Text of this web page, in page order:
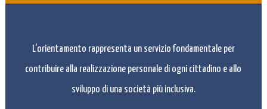
L'orientamento rappresenta un servizio fondamentale per
contribuire alla realizzazione personale di ogni cittadino e allo
sviluppo di una società più inclusiva.